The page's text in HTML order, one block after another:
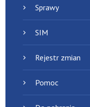
Sprawy
SIM
Rejestr zmian
Pomoc